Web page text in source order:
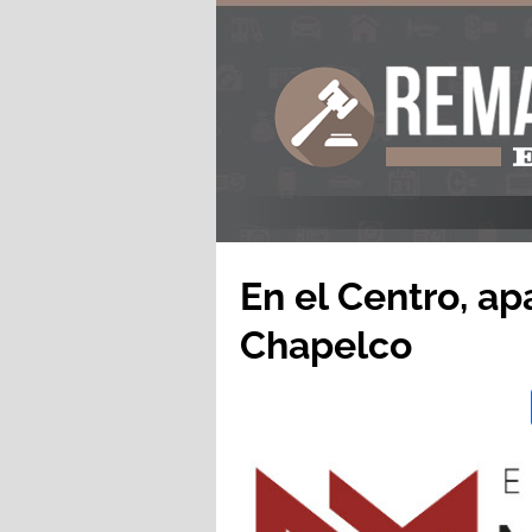
En el Centro,
Chapelco